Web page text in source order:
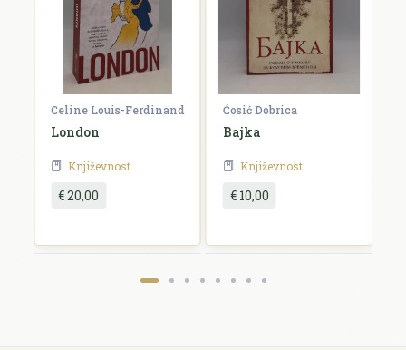
Celine Louis-Ferdinand
London
Književnost
€ 20,00
Ćosić Dobrica
Bajka
Književnost
€ 10,00